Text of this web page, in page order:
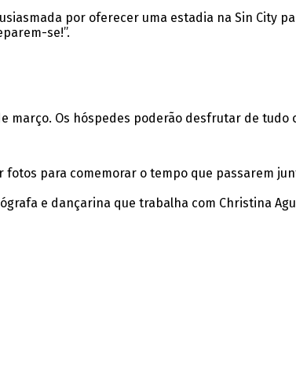
por oferecer uma estadia na Sin City
se!”.
Os hóspedes poderão desfrutar de
para comemorar o tempo que passarem
e dançarina que trabalha com Christina